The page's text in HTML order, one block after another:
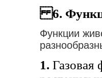
6.
Функции
1. Газовая